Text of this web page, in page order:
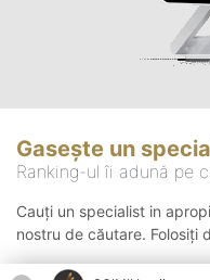
Gasește un
Ranking-ul îi adună pe
Cauți un specialist in
nostru de căutare. Folosiți